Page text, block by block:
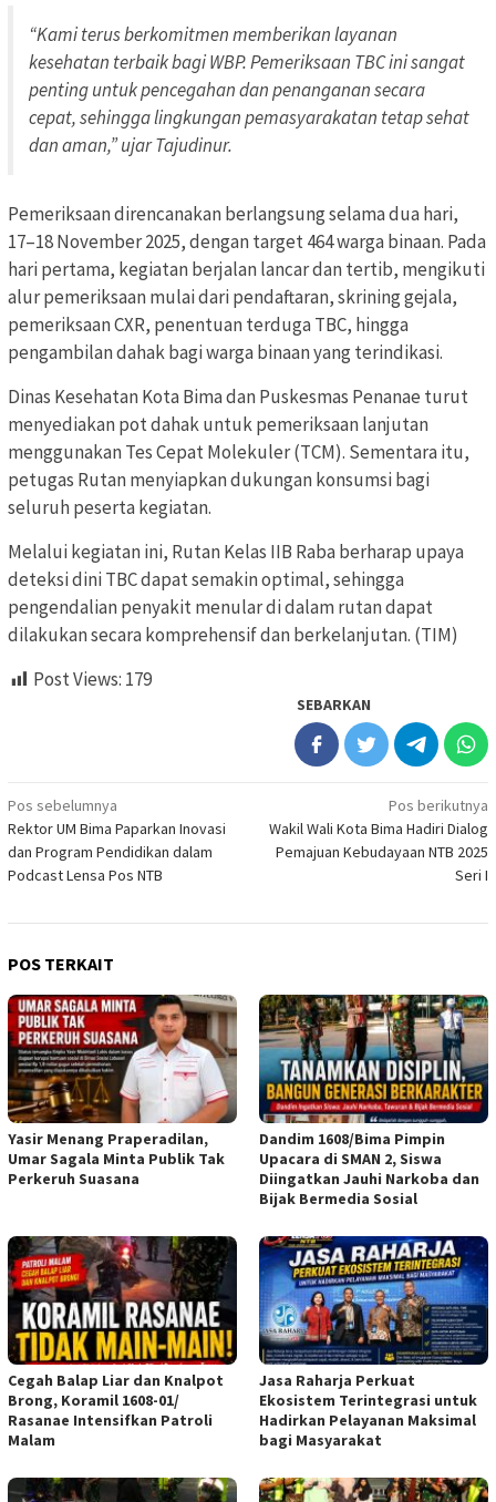
“Kami terus berkomitmen memberikan layanan
kesehatan terbaik bagi WBP. Pemeriksaan TBC ini sangat
penting untuk pencegahan dan penanganan secara
cepat, sehingga lingkungan pemasyarakatan tetap sehat
dan aman,” ujar Tajudinur.
Pemeriksaan direncanakan berlangsung selama dua hari,
17–18 November 2025, dengan target 464 warga binaan. Pada
hari pertama, kegiatan berjalan lancar dan tertib, mengikuti
alur pemeriksaan mulai dari pendaftaran, skrining gejala,
pemeriksaan CXR, penentuan terduga TBC, hingga
pengambilan dahak bagi warga binaan yang terindikasi.
Dinas Kesehatan Kota Bima dan Puskesmas Penanae turut
menyediakan pot dahak untuk pemeriksaan lanjutan
menggunakan Tes Cepat Molekuler (TCM). Sementara itu,
petugas Rutan menyiapkan dukungan konsumsi bagi
seluruh peserta kegiatan.
Melalui kegiatan ini, Rutan Kelas IIB Raba berharap upaya
deteksi dini TBC dapat semakin optimal, sehingga
pengendalian penyakit menular di dalam rutan dapat
dilakukan secara komprehensif dan berkelanjutan. (TIM)
Post Views: 179
SEBARKAN
Navigasi
pos
Pos sebelumnya
Rektor UM Bima Paparkan Inovasi
dan Program Pendidikan dalam
Podcast Lensa Pos NTB
Pos berikutnya
Wakil Wali Kota Bima Hadiri Dialog
Pemajuan Kebudayaan NTB 2025
Seri I
POS TERKAIT
Yasir Menang Praperadilan,
Umar Sagala Minta Publik Tak
Perkeruh Suasana
Dandim 1608/Bima Pimpin
Upacara di SMAN 2, Siswa
Diingatkan Jauhi Narkoba dan
Bijak Bermedia Sosial
Cegah Balap Liar dan Knalpot
Brong, Koramil 1608-01/
Rasanae Intensifkan Patroli
Malam
Jasa Raharja Perkuat
Ekosistem Terintegrasi untuk
Hadirkan Pelayanan Maksimal
bagi Masyarakat